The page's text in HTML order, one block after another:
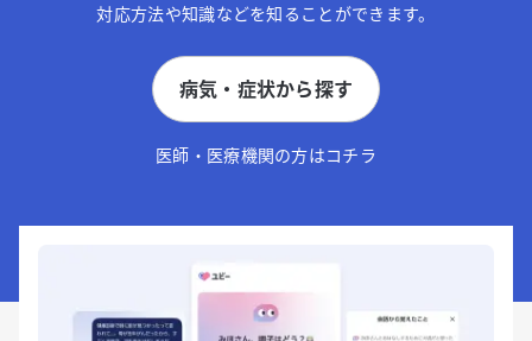
対応方法や知識などを知ることができます。
病気・症状から探す
医師・医療機関の方はコチラ